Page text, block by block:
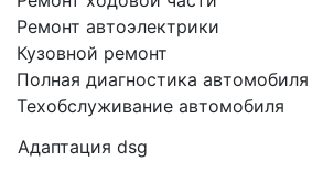
Ремонт автоэлектрики
Кузовной ремонт
Полная диагностика автомобиля
Техобслуживание автомобиля
Адаптация dsg